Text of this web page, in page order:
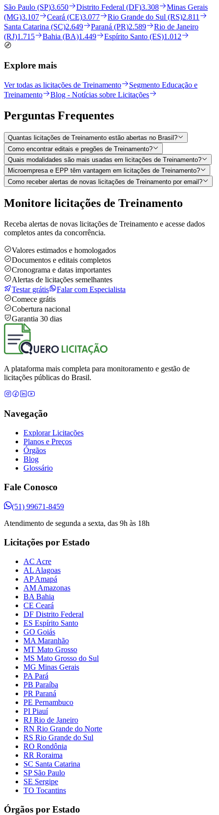
São Paulo (SP)3.650 Distrito Federal (DF)3.308
Minas Gerais
(MG)3.107 Ceará (CE)3.077 Rio Grande do Sul (RS)2.811
Santa Catarina (SC)2.649 Paraná (PR)2.589
Rio de Janeiro
(RJ)1.715 Bahia (BA)1.449 Espírito Santo (ES)1.012
Explore mais
Ver todas as licitações de Treinamento
Segmento Educação e
Treinamento
Blog - Notícias sobre Licitações
Perguntas Frequentes
Quantas licitações de Treinamento estão abertas no Brasil?
Como encontrar editais e pregões de Treinamento?
Quais modalidades são mais usadas em licitações de Treinamento?
Microempresa e EPP têm vantagem em licitações de Treinamento?
Como receber alertas de novas licitações de Treinamento por email?
Monitore licitações de Treinamento
Receba alertas de novas licitações de Treinamento e acesse dados
completos antes da concorrência.
Valores estimados e homologados
Documentos e editais completos
Cronograma e datas importantes
Alertas de licitações semelhantes
Testar grátis
Falar com Especialista
Comece grátis
Cobertura nacional
Garantia 30 dias
A plataforma mais completa para monitoramento e gestão de
licitações públicas do Brasil.
Navegação
Explorar Licitações
Planos e Preços
Órgãos
Blog
Glossário
Fale Conosco
(51) 99671-8459
Atendimento de segunda a sexta, das 9h às 18h
Licitações por Estado
AC Acre
AL Alagoas
AP Amapá
AM Amazonas
BA Bahia
CE Ceará
DF Distrito Federal
ES Espírito Santo
GO Goiás
MA Maranhão
MT Mato Grosso
MS Mato Grosso do Sul
MG Minas Gerais
PA Pará
PB Paraíba
PR Paraná
PE Pernambuco
PI Piauí
RJ Rio de Janeiro
RN Rio Grande do Norte
RS Rio Grande do Sul
RO Rondônia
RR Roraima
SC Santa Catarina
SP São Paulo
SE Sergipe
TO Tocantins
Órgãos por Estado